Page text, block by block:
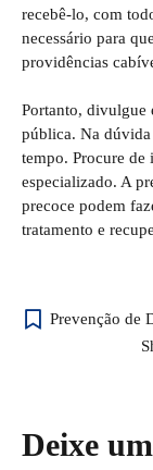
recebê-lo, com
necessário para
providências
Portanto, divulgue
pública. Na
tempo. Procure de
especializado. A
precoce podem
tratamento e
Prevenção de
Deixe